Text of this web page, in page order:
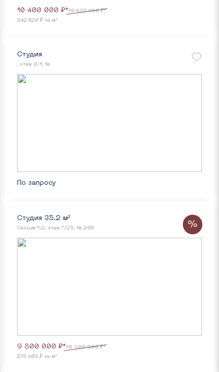
10 400 000 ₽*10 835 990 ₽*
242 820 ₽ за м²
Студия
, этаж 0/1, №
По запросу
Студия 35.2 м²
Секция 1.2, этаж 7/25, № 208
9 800 000 ₽*10 300 000 ₽*
278 409 ₽ за м²
%